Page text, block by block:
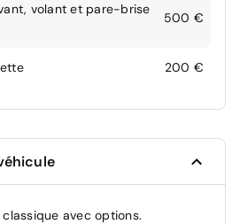
volant et pare-brise
500 €
200 €
avec options.